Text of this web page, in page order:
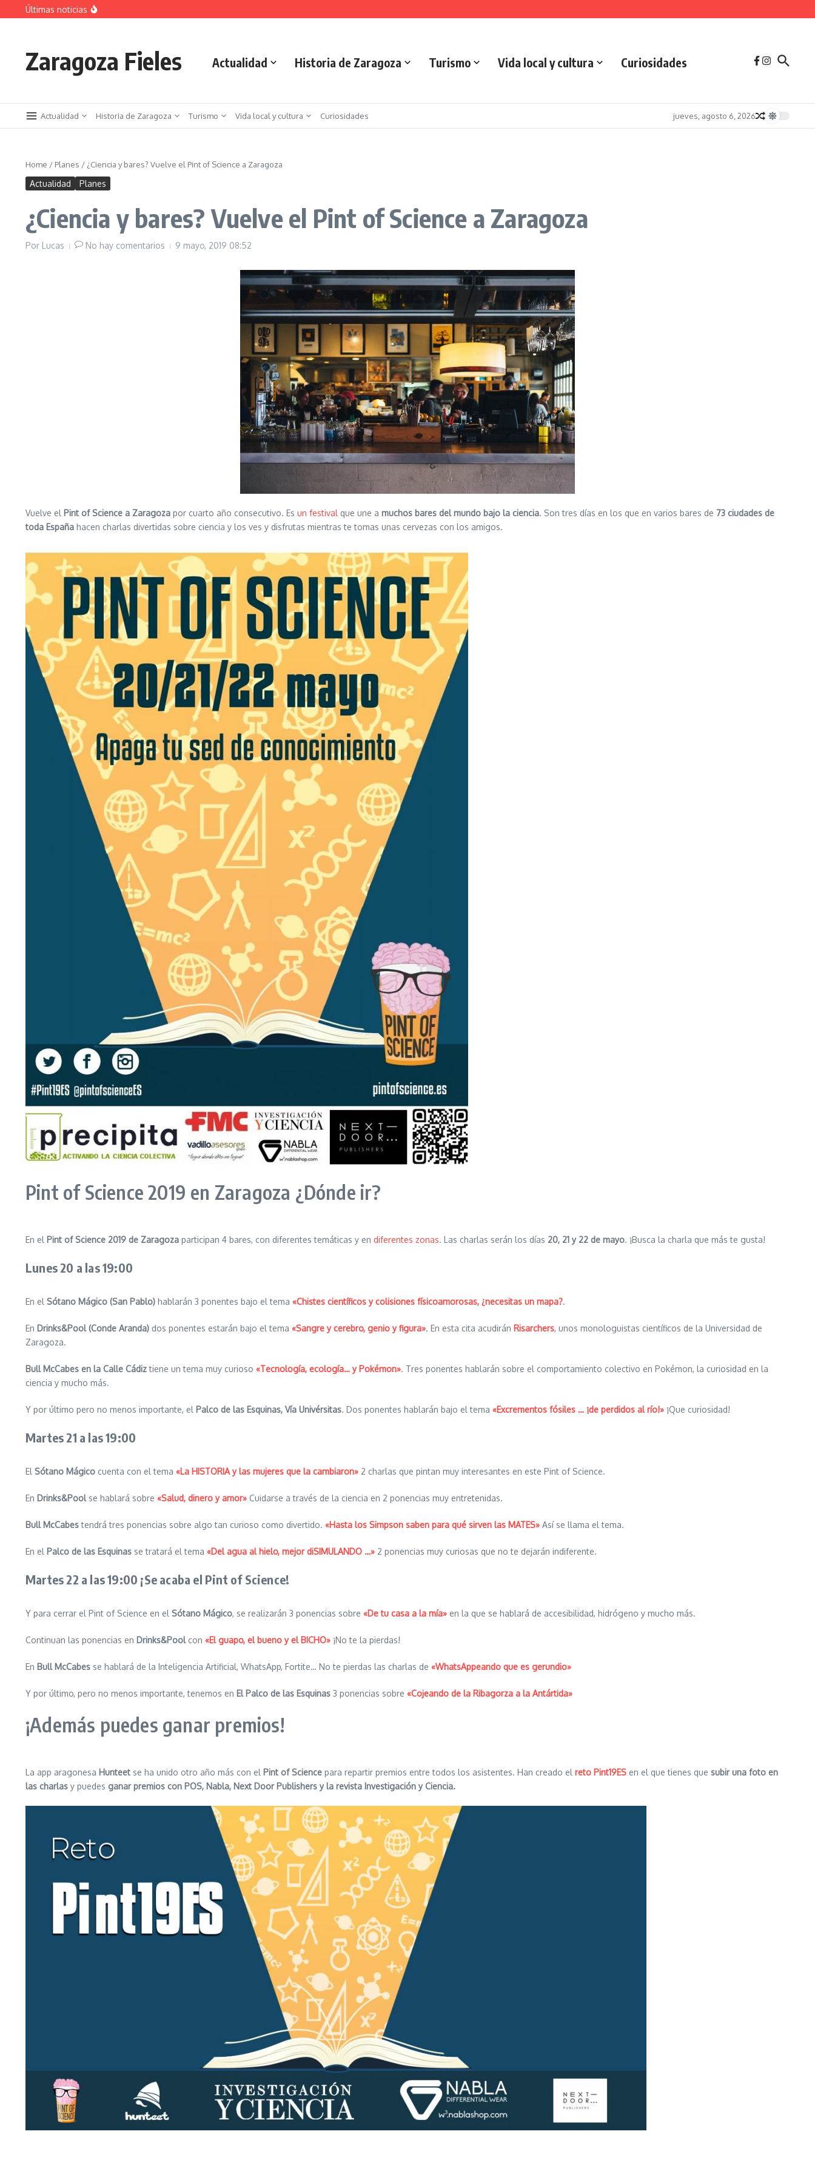
Saltar al contenido
Últimas noticias
Descubre el Parque del Agua Luis Buñuel: tu oasis urbano en Zaragoza
Zaragoza Fieles Actualidad Historia de Zaragoza Turismo Vida local y cultura Curiosidades
Actualidad Historia de Zaragoza Turismo Vida local y cultura Curiosidades jueves, agosto 6, 2026
Home / Planes / ¿Ciencia y bares? Vuelve el Pint of Science a Zaragoza
Actualidad Planes
¿Ciencia y bares? Vuelve el Pint of Science a Zaragoza
Por Lucas No hay comentarios 9 mayo, 2019 08:52
Vuelve el Pint of Science a Zaragoza por cuarto año consecutivo. Es un festival que une a muchos bares del mundo bajo la ciencia. Son tres días en los que en varios bares de 73 ciudades de
toda España hacen charlas divertidas sobre ciencia y los ves y disfrutas mientras te tomas unas cervezas con los amigos.
Pint of Science 2019 en Zaragoza ¿Dónde ir?
En el Pint of Science 2019 de Zaragoza participan 4 bares, con diferentes temáticas y en diferentes zonas. Las charlas serán los días 20, 21 y 22 de mayo. ¡Busca la charla que más te gusta!
Lunes 20 a las 19:00
En el Sótano Mágico (San Pablo) hablarán 3 ponentes bajo el tema «Chistes científicos y colisiones físicoamorosas, ¿necesitas un mapa?.
En Drinks&Pool (Conde Aranda) dos ponentes estarán bajo el tema «Sangre y cerebro, genio y figura». En esta cita acudirán Risarchers, unos monologuistas científicos de la Universidad de
Zaragoza.
Bull McCabes en la Calle Cádiztiene un tema muy curioso «Tecnología, ecología… y Pokémon». Tres ponentes hablarán sobre el comportamiento colectivo en Pokémon, la curiosidad en la
ciencia y mucho más.
Y por último pero no menos importante, el Palco de las Esquinas, Vía Univérsitas. Dos ponentes hablarán bajo el tema «Excrementos fósiles … ¡de perdidos al río!» ¡Que curiosidad!
Martes 21 a las 19:00
El Sótano Mágico cuenta con el tema «La HISTORIA y las mujeres que la cambiaron» 2 charlas que pintan muy interesantes en este Pint of Science.
En Drinks&Poolse hablará sobre «Salud, dinero y amor» Cuidarse a través de la ciencia en 2 ponencias muy entretenidas.
Bull McCabestendrá tres ponencias sobre algo tan curioso como divertido. «Hasta los Simpson saben para qué sirven las MATES» Así se llama el tema.
En el Palco de las Esquinas se tratará el tema «Del agua al hielo, mejor diSIMULANDO …» 2 ponencias muy curiosas que no te dejarán indiferente.
Martes 22 a las 19:00 ¡Se acaba el Pint of Science!
Y para cerrar el Pint of Science en el Sótano Mágico, se realizarán 3 ponencias sobre «De tu casa a la mía» en la que se hablará de accesibilidad, hidrógeno y mucho más.
Continuan las ponencias en Drinks&Poolcon «El guapo, el bueno y el BICHO» ¡No te la pierdas!
En Bull McCabes se hablará de la Inteligencia Artificial, WhatsApp, Fortite… No te pierdas las charlas de «WhatsAppeando que es gerundio»
Y por último, pero no menos importante, tenemos en El Palco de las Esquinas 3 ponencias sobre «Cojeando de la Ribagorza a la Antártida»
¡Además puedes ganar premios!
La app aragonesa Hunteet se ha unido otro año más con el Pint of Science para repartir premios entre todos los asistentes. Han creado el reto Pint19ES en el que tienes que subir una foto en
las charlas y puedes ganar premios con POS, Nabla, Next Door Publishers y la revista Investigación y Ciencia.